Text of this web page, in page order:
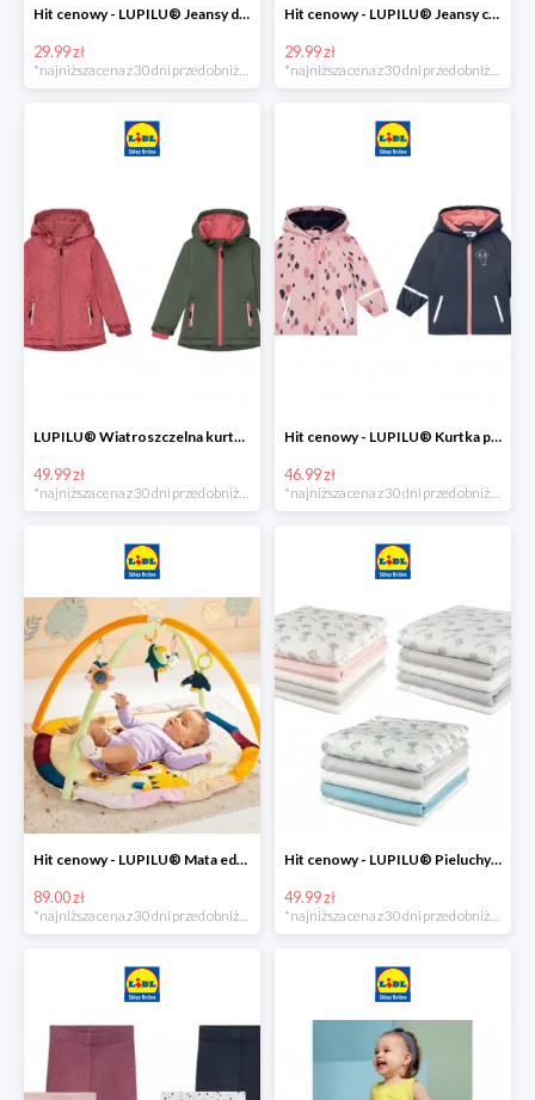
Hit cenowy - LUPILU® Jeansy dziewczęce slim fit
29.99 zł
Hit cenowy - LUPILU® Jeansy chłopięce slim fit
29.99 zł
LUPILU® Wiatroszczelna kurtka dziecięca softshell, 1 sztuka
49.99 zł
Hit cenowy - LUPILU® Kurtka przeciwdeszczowa dziewczęca, 1 sztuka
46.99 zł
Hit cenowy - LUPILU® Mata edukacyjna dla niemowląt, 1 sztuka
89.00 zł
*najniższa cena z 30 dni przed obniżką
Hit cenowy - LUPILU® Pieluchy tetrowe 80x80 cm, z biobawełny, 5 sztuk
49.99 zł
*najniższa cena z 30 dni przed obniżką